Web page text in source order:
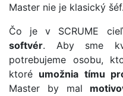
Master nie je klasický šéf.
Čo je v SCRUME
softvér. Aby sme
potrebujeme osobu,
ktoré umožnia tímu
Master by mal